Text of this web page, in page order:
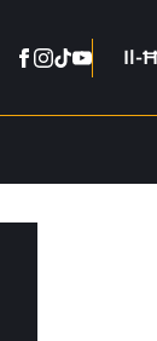
Facebook
Instagram
Tiktok
Youtube
Il-